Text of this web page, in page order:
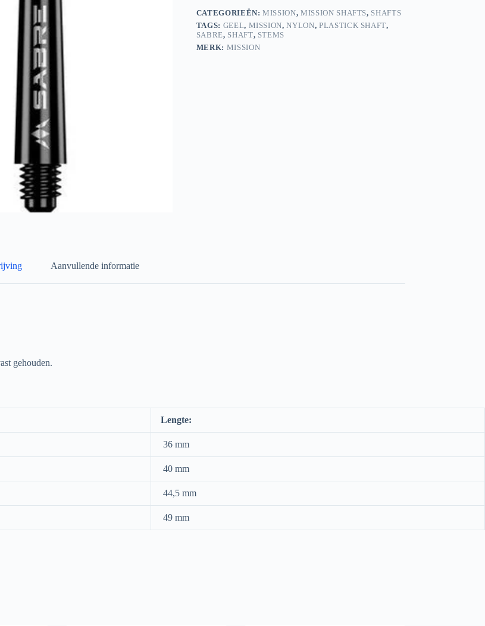
–
Green
Top
aantal
CATEGORIEËN:MISSION,MISSION SHAFTS, SHAFTS
TAGS: GEEL, MISSION,NYLON, PLASTICK SHAFT,
SABRE, SHAFT, STEMS
MERK: MISSION
Aanvullende informatie
gehouden.
Lengte:
36 mm
40 mm
44,5 mm
49 mm